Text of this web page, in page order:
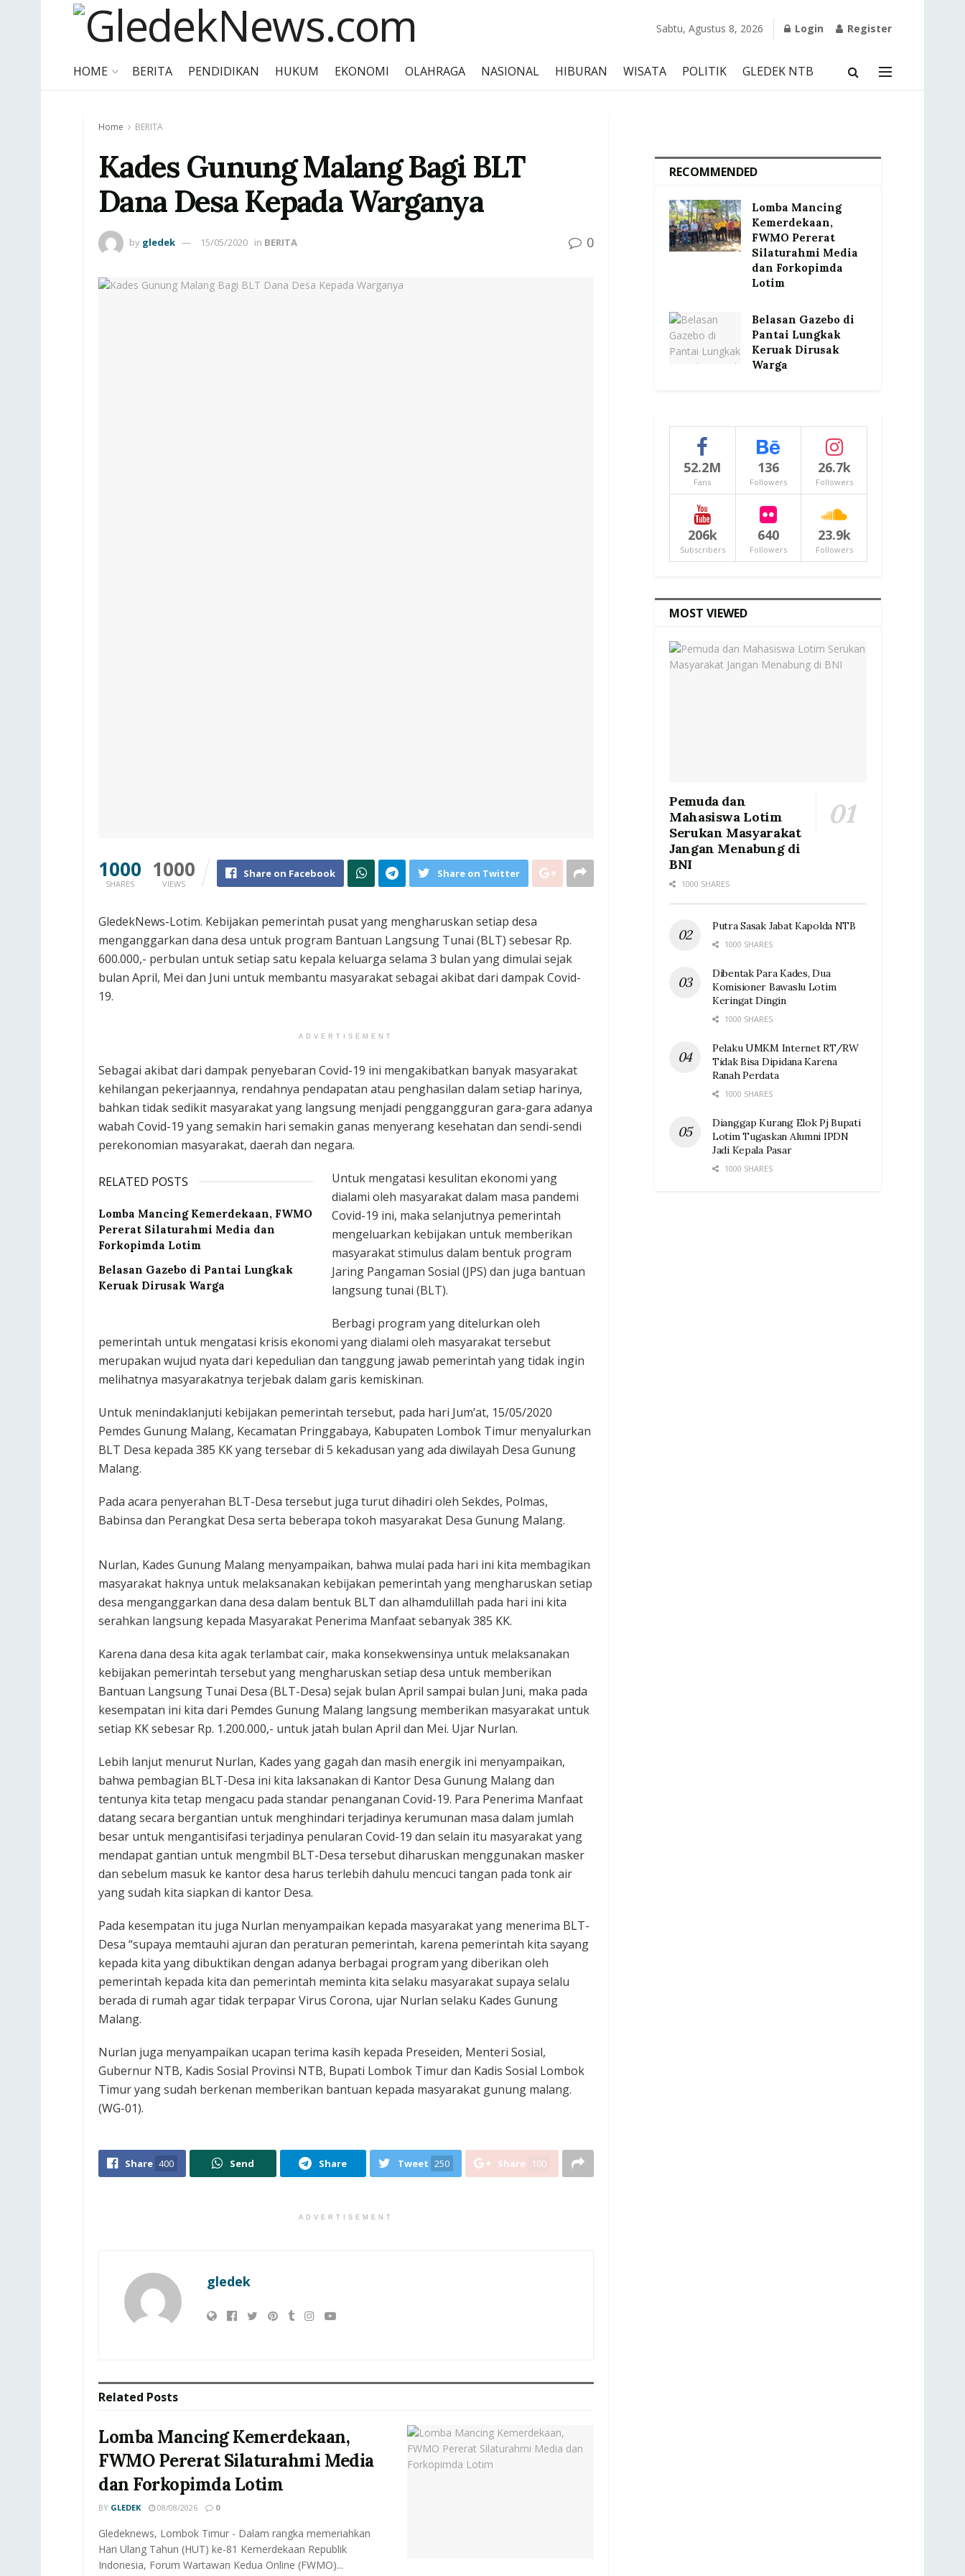
Sabtu, Agustus 8, 2026 Login Register
HOME BERITA PENDIDIKAN HUKUM EKONOMI OLAHRAGA NASIONAL HIBURAN WISATA POLITIK GLEDEK NTB
Home BERITA
Kades Gunung Malang Bagi BLT
Dana Desa Kepada Warganya
by gledek 15/05/2020 in BERITA 0
1000
SHARES
1000
VIEWS
Share on Facebook Share on Twitter
GledekNews-Lotim. Kebijakan pemerintah pusat yang mengharuskan setiap desa
menganggarkan dana desa untuk program Bantuan Langsung Tunai (BLT) sebesar Rp.
600.000,- perbulan untuk setiap satu kepala keluarga selama 3 bulan yang dimulai sejak
bulan April, Mei dan Juni untuk membantu masyarakat sebagai akibat dari dampak Covid-
19.
ADVERTISEMENT
Sebagai akibat dari dampak penyebaran Covid-19 ini mengakibatkan banyak masyarakat
kehilangan pekerjaannya, rendahnya pendapatan atau penghasilan dalam setiap harinya,
bahkan tidak sedikit masyarakat yang langsung menjadi penggangguran gara-gara adanya
wabah Covid-19 yang semakin hari semakin ganas menyerang kesehatan dan sendi-sendi
perekonomian masyarakat, daerah dan negara.
RELATED POSTS
Lomba Mancing Kemerdekaan, FWMO
Pererat Silaturahmi Media dan
Forkopimda Lotim
Belasan Gazebo di Pantai Lungkak
Keruak Dirusak Warga
Untuk mengatasi kesulitan ekonomi yang
dialami oleh masyarakat dalam masa pandemi
Covid-19 ini, maka selanjutnya pemerintah
mengeluarkan kebijakan untuk memberikan
masyarakat stimulus dalam bentuk program
Jaring Pangaman Sosial (JPS) dan juga bantuan
langsung tunai (BLT).
Berbagi program yang ditelurkan oleh
pemerintah untuk mengatasi krisis ekonomi yang dialami oleh masyarakat tersebut
merupakan wujud nyata dari kepedulian dan tanggung jawab pemerintah yang tidak ingin
melihatnya masyarakatnya terjebak dalam garis kemiskinan.
Untuk menindaklanjuti kebijakan pemerintah tersebut, pada hari Jum’at, 15/05/2020
Pemdes Gunung Malang, Kecamatan Pringgabaya, Kabupaten Lombok Timur menyalurkan
BLT Desa kepada 385 KK yang tersebar di 5 kekadusan yang ada diwilayah Desa Gunung
Malang.
Pada acara penyerahan BLT-Desa tersebut juga turut dihadiri oleh Sekdes, Polmas,
Babinsa dan Perangkat Desa serta beberapa tokoh masyarakat Desa Gunung Malang.
Nurlan, Kades Gunung Malang menyampaikan, bahwa mulai pada hari ini kita membagikan
masyarakat haknya untuk melaksanakan kebijakan pemerintah yang mengharuskan setiap
desa menganggarkan dana desa dalam bentuk BLT dan alhamdulillah pada hari ini kita
serahkan langsung kepada Masyarakat Penerima Manfaat sebanyak 385 KK.
Karena dana desa kita agak terlambat cair, maka konsekwensinya untuk melaksanakan
kebijakan pemerintah tersebut yang mengharuskan setiap desa untuk memberikan
Bantuan Langsung Tunai Desa (BLT-Desa) sejak bulan April sampai bulan Juni, maka pada
kesempatan ini kita dari Pemdes Gunung Malang langsung memberikan masyarakat untuk
setiap KK sebesar Rp. 1.200.000,- untuk jatah bulan April dan Mei. Ujar Nurlan.
Lebih lanjut menurut Nurlan, Kades yang gagah dan masih energik ini menyampaikan,
bahwa pembagian BLT-Desa ini kita laksanakan di Kantor Desa Gunung Malang dan
tentunya kita tetap mengacu pada standar penanganan Covid-19. Para Penerima Manfaat
datang secara bergantian untuk menghindari terjadinya kerumunan masa dalam jumlah
besar untuk mengantisifasi terjadinya penularan Covid-19 dan selain itu masyarakat yang
mendapat gantian untuk mengmbil BLT-Desa tersebut diharuskan menggunakan masker
dan sebelum masuk ke kantor desa harus terlebih dahulu mencuci tangan pada tonk air
yang sudah kita siapkan di kantor Desa.
Pada kesempatan itu juga Nurlan menyampaikan kepada masyarakat yang menerima BLT-
Desa “supaya memtauhi ajuran dan peraturan pemerintah, karena pemerintah kita sayang
kepada kita yang dibuktikan dengan adanya berbagai program yang diberikan oleh
pemerintah kepada kita dan pemerintah meminta kita selaku masyarakat supaya selalu
berada di rumah agar tidak terpapar Virus Corona, ujar Nurlan selaku Kades Gunung
Malang.
Nurlan juga menyampaikan ucapan terima kasih kepada Preseiden, Menteri Sosial,
Gubernur NTB, Kadis Sosial Provinsi NTB, Bupati Lombok Timur dan Kadis Sosial Lombok
Timur yang sudah berkenan memberikan bantuan kepada masyarakat gunung malang.
(WG-01).
Share 400 Send Share Tweet 250 Share 100
ADVERTISEMENT
gledek
Related Posts
Lomba Mancing Kemerdekaan,
FWMO Pererat Silaturahmi Media
dan Forkopimda Lotim
BY GLEDEK 08/08/2026 0
Gledeknews, Lombok Timur - Dalam rangka memeriahkan
Hari Ulang Tahun (HUT) ke-81 Kemerdekaan Republik
Indonesia, Forum Wartawan Kedua Online (FWMO)...
RECOMMENDED
Lomba Mancing
Kemerdekaan,
FWMO Pererat
Silaturahmi Media
dan Forkopimda
Lotim
Belasan Gazebo di
Pantai Lungkak
Keruak Dirusak
Warga
52.2M
Fans
136
Followers
26.7k
Followers
206k
Subscribers
640
Followers
23.9k
Followers
MOST VIEWED
Pemuda dan
Mahasiswa Lotim
Serukan Masyarakat
Jangan Menabung di
BNI
1000 SHARES
Putra Sasak Jabat Kapolda NTB
1000 SHARES
Dibentak Para Kades, Dua
Komisioner Bawaslu Lotim
Keringat Dingin ‎
1000 SHARES
Pelaku UMKM Internet RT/RW
Tidak Bisa Dipidana Karena
Ranah Perdata
1000 SHARES
Dianggap Kurang Elok Pj Bupati
Lotim Tugaskan Alumni IPDN
Jadi Kepala Pasar‎
1000 SHARES